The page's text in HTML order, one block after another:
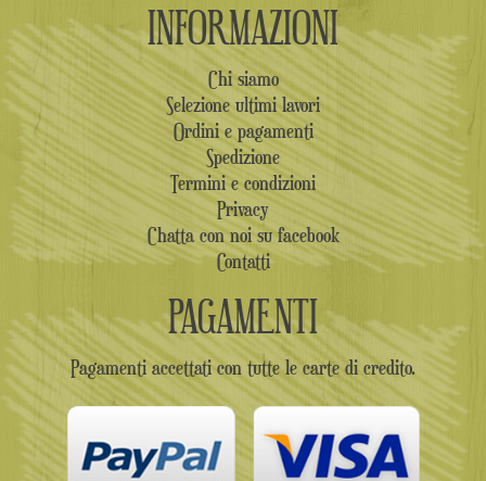
INFORMAZIONI
Chi siamo
Selezione ultimi lavori
Ordini e pagamenti
Spedizione
Termini e condizioni
Privacy
Chatta con noi su facebook
Contatti
PAGAMENTI
Pagamenti accettati con tutte le carte di credito.